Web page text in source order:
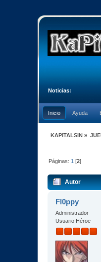
Noticias:
Inicio Ayuda
KAPITALSIN »
Páginas: 1 [2]
Autor
Fl0ppy
Administrador
Usuario Héroe